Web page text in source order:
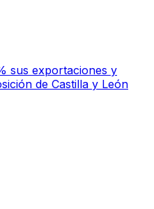
sus exportaciones y
de Castilla y León